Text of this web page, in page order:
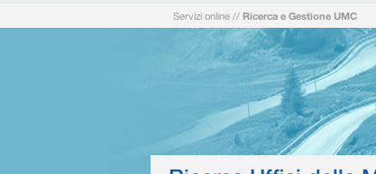
Servizi online // Ricerca e Gestione UMC